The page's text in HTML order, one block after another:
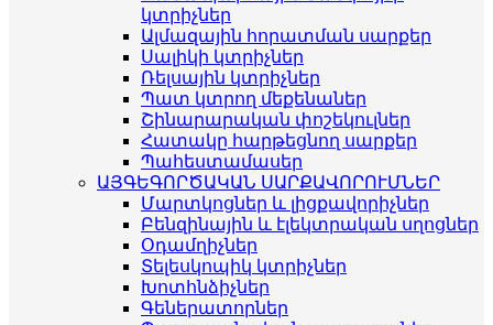
կտրիչներ
Ալմազային հորատման սարքեր
Սալիկի կտրիչներ
Ռելսային կտրիչներ
Պատ կտրող մեքենաներ
Շինարարական փոշեկուլներ
Հատակը հարթեցնող սարքեր
Պահեստամասեր
ԱՅԳԵԳՈՐԾԱԿԱՆ ՍԱՐՔԱՎՈՐՈՒՄՆԵՐ
Մարտկոցներ և լիցքավորիչներ
Բենզինային և էլեկտրական սղոցներ
Օդամղիչներ
Տելեսկոպիկ կտրիչներ
Խոտհնձիչներ
Գեներատորներ